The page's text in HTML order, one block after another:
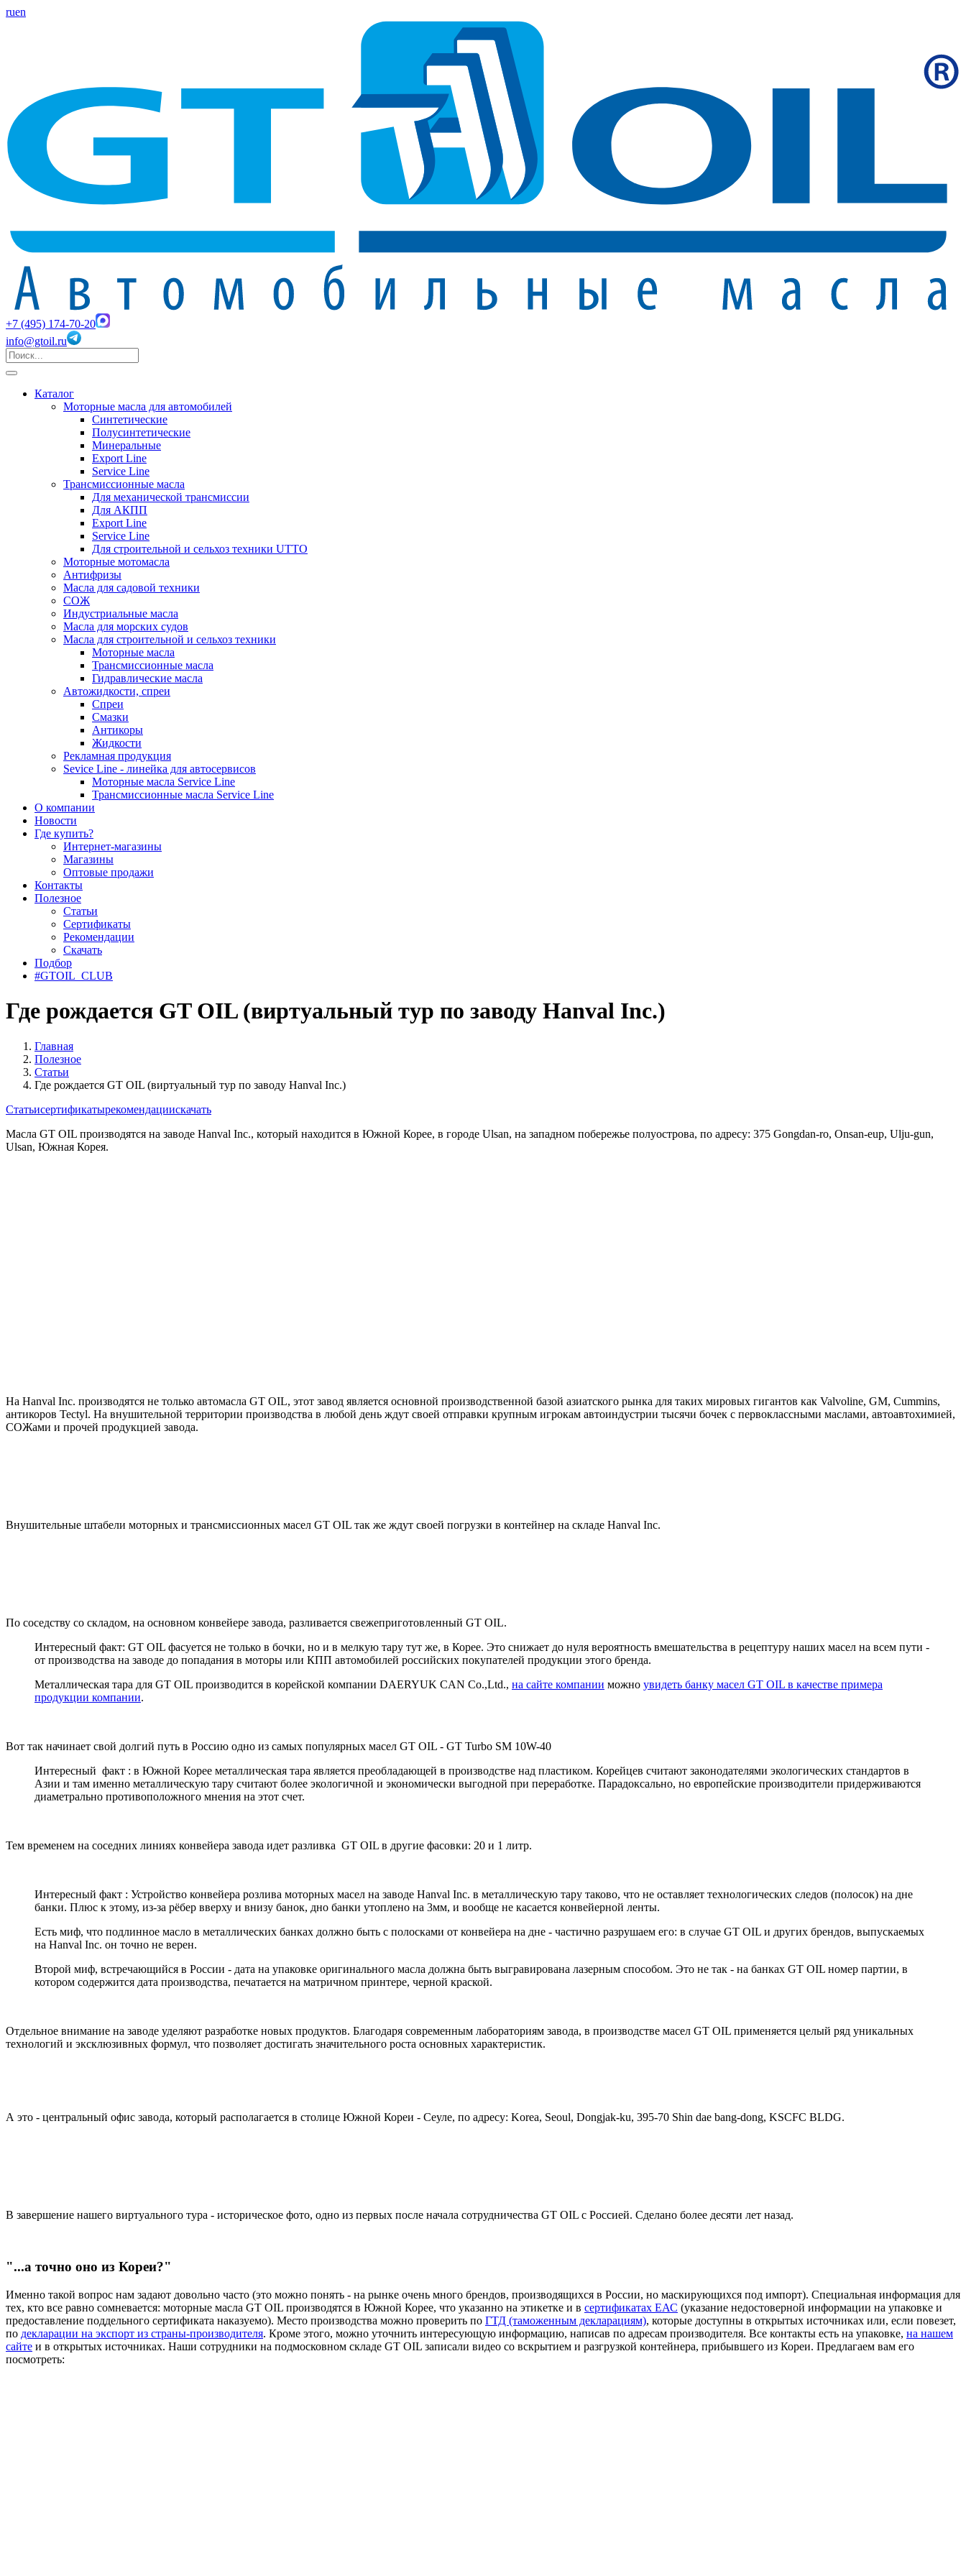
ruen
+7 (495) 174-70-20
info@gtoil.ru
Каталог
Моторные масла для автомобилей
Синтетические
Полусинтетические
Минеральные
Export Line
Service Line
Трансмиссионные масла
Для механической трансмиссии
Для АКПП
Export Line
Service Line
Для строительной и сельхоз техники UTTO
Моторные мотомасла
Антифризы
Масла для садовой техники
СОЖ
Индустриальные масла
Масла для морских судов
Масла для строительной и сельхоз техники
Моторные масла
Трансмиссионные масла
Гидравлические масла
Автожидкости, спреи
Спреи
Смазки
Антикоры
Жидкости
Рекламная продукция
Sevice Line - линейка для автосервисов
Моторные масла Service Line
Трансмиссионные масла Service Line
О компании
Новости
Где купить?
Интернет-магазины
Магазины
Оптовые продажи
Контакты
Полезное
Статьи
Сертификаты
Рекомендации
Скачать
Подбор
#GTOIL_CLUB
Где рождается GT OIL (виртуальный тур по заводу Hanval Inc.)
Главная
Полезное
Cтатьи
Где рождается GT OIL (виртуальный тур по заводу Hanval Inc.)
Cтатьисертификатырекомендациискачать
Масла GT OIL производятся на заводе Hanval Inc., который находится в Южной Корее, в городе Ulsan, на западном побережье полуострова, по адресу: 375 Gongdan-ro, Onsan-eup, Ulju-gun,
Ulsan, Южная Корея.
На Hanval Inc. производятся не только автомасла GT OIL, этот завод является основной производственной базой азиатского рынка для таких мировых гигантов как Valvoline, GM, Cummins,
антикоров Tectyl. На внушительной территории производства в любой день ждут своей отправки крупным игрокам автоиндустрии тысячи бочек с первоклассными маслами, автоавтохимией,
СОЖами и прочей продукцией завода.
Внушительные штабели моторных и трансмиссионных масел GT OIL так же ждут своей погрузки в контейнер на складе Hanval Inc.
По соседству со складом, на основном конвейере завода, разливается свежеприготовленный GT OIL.
Интересный факт: GT OIL фасуется не только в бочки, но и в мелкую тару тут же, в Корее. Это снижает до нуля вероятность вмешательства в рецептуру наших масел на всем пути -
от производства на заводе до попадания в моторы или КПП автомобилей российских покупателей продукции этого бренда.
Металлическая тара для GT OIL производится в корейской компании DAERYUK CAN Co.,Ltd., на сайте компании можно увидеть банку масел GT OIL в качестве примера
продукции компании.
Вот так начинает свой долгий путь в Россию одно из самых популярных масел GT OIL - GT Turbo SM 10W-40
Интересный факт : в Южной Корее металлическая тара является преобладающей в производстве над пластиком. Корейцев считают законодателями экологических стандартов в
Азии и там именно металлическую тару считают более экологичной и экономически выгодной при переработке. Парадоксально, но европейские производители придерживаются
диаметрально противоположного мнения на этот счет.
Тем временем на соседних линиях конвейера завода идет разливка GT OIL в другие фасовки: 20 и 1 литр.
Интересный факт : Устройство конвейера розлива моторных масел на заводе Hanval Inc. в металлическую тару таково, что не оставляет технологических следов (полосок) на дне
банки. Плюс к этому, из-за рёбер вверху и внизу банок, дно банки утоплено на 3мм, и вообще не касается конвейерной ленты.
Есть миф, что подлинное масло в металлических банках должно быть с полосками от конвейера на дне - частично разрушаем его: в случае GT OIL и других брендов, выпускаемых
на Hanval Inc. он точно не верен.
Второй миф, встречающийся в России - дата на упаковке оригинального масла должна быть выгравирована лазерным способом. Это не так - на банках GT OIL номер партии, в
котором содержится дата производства, печатается на матричном принтере, черной краской.
Отдельное внимание на заводе уделяют разработке новых продуктов. Благодаря современным лабораториям завода, в производстве масел GT OIL применяется целый ряд уникальных
технологий и эксклюзивных формул, что позволяет достигать значительного роста основных характеристик.
А это - центральный офис завода, который располагается в столице Южной Кореи - Сеуле, по адресу: Korea, Seoul, Dongjak-ku, 395-70 Shin dae bang-dong, KSCFC BLDG.
В завершение нашего виртуального тура - историческое фото, одно из первых после начала сотрудничества GT OIL с Россией. Сделано более десяти лет назад.
"...а точно оно из Кореи?"
Именно такой вопрос нам задают довольно часто (это можно понять - на рынке очень много брендов, производящихся в России, но маскирующихся под импорт). Специальная информация для
тех, кто все равно сомневается: моторные масла GT OIL производятся в Южной Корее, что указанно на этикетке и в сертификатах ЕАС (указание недостоверной информации на упаковке и
предоставление поддельного сертификата наказуемо). Место производства можно проверить по ГТД (таможенным декларациям), которые доступны в открытых источниках или, если повезет,
по декларации на экспорт из страны-производителя. Кроме этого, можно уточнить интересующую информацию, написав по адресам производителя. Все контакты есть на упаковке, на нашем
сайте и в открытых источниках. Наши сотрудники на подмосковном складе GT OIL записали видео со вскрытием и разгрузкой контейнера, прибывшего из Кореи. Предлагаем вам его
посмотреть: